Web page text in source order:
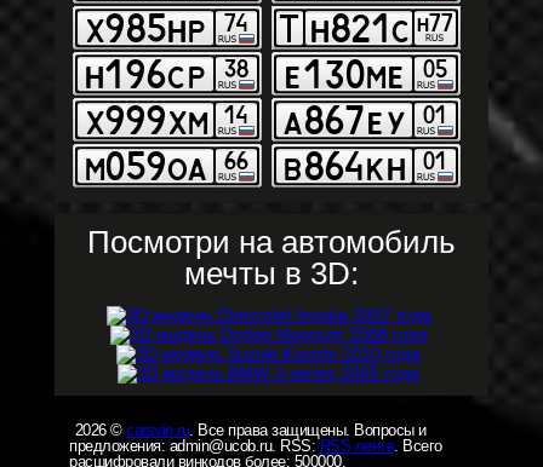
Посмотри на автомобиль
мечты в 3D:
2026 © carsvin.ru. Все права защищены. Вопросы и
предложения: admin@ucob.ru. RSS: RSS лента. Всего
расшифровали винкодов более: 500000.